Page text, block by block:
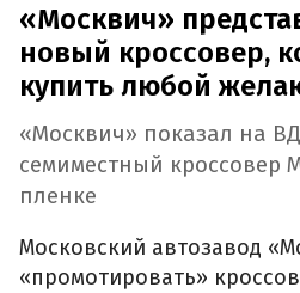
«Москвич»
новый кроссовер,
купить любой
«Москвич» показал на
семиместный кроссовер
пленке
Московский автозавод
«промотировать»